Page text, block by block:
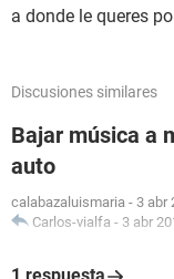
a donde le queres
Discusiones similares
Bajar música a
auto
calabazaluismaria - 3 abr
Carlos-vialfa - 3 abr